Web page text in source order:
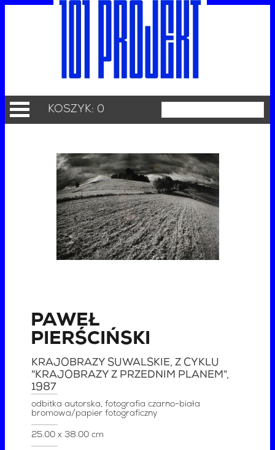
KOSZYK: 0
PAWEŁ
PIERŚCIŃSKI
KRAJOBRAZY SUWALSKIE, Z CYKLU
"KRAJOBRAZY Z PRZEDNIM PLANEM",
1987
odbitka autorska, fotografia czarno-biała
bromowa/papier fotograficzny
25.00 x 38.00 cm